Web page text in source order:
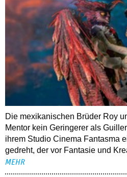
Die mexikanischen Brüder Roy
Mentor kein Geringerer als
ihrem Studio Cinema Fantasma
gedreht, der vor Fantasie und
MEHR